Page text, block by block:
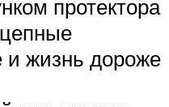
протектора
и жизнь дороже